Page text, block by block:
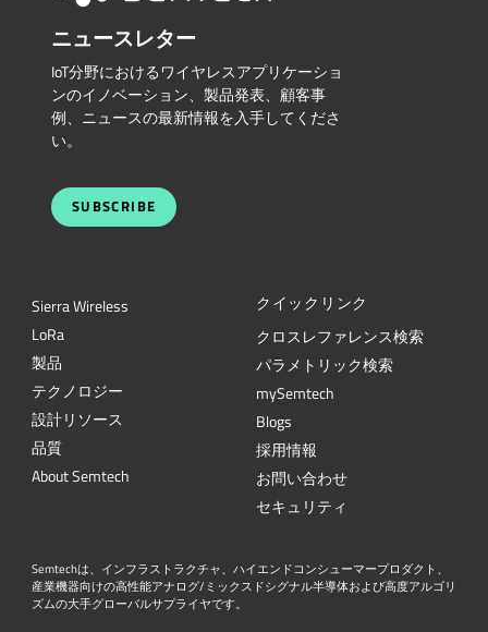
ニュースレター
IoT分野におけるワイヤレスアプリケーショ
ンのイノベーション、製品発表、顧客事
例、ニュースの最新情報を入手してくださ
い。
SUBSCRIBE
Sierra Wireless
LoRa
製品
テクノロジー
設計リソース
品質
About Semtech
クイックリンク
クロスレファレンス検索
パラメトリック検索
mySemtech
Blogs
採用情報
お問い合わせ
セキュリティ
Semtechは、インフラストラクチャ、ハイエンドコンシューマープロダクト、
産業機器向けの高性能アナログ/ミックスドシグナル半導体および高度アルゴリ
ズムの大手グローバルサプライヤです。